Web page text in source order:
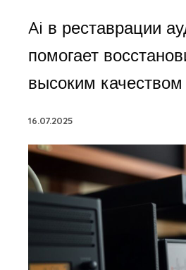
Ai в реставрации
помогает
высоким качеством
16.07.2025